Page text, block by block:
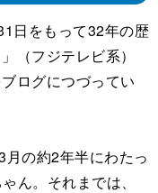
日をもって32年の歴
（フジテレビ系）
ログにつづってい
の約2年半にわたっ
ん。それまでは、